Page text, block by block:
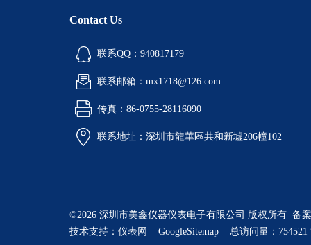
Contact Us
联系QQ：940817179
联系邮箱：mx1718@126.com
传真：86-0755-28116090
联系地址：深圳市龍華區共和新墟206幢102
©2026 深圳市美鑫仪器仪表电子有限公司 版权所有 备
技术支持： 仪表网 GoogleSitemap 总访问量：754521